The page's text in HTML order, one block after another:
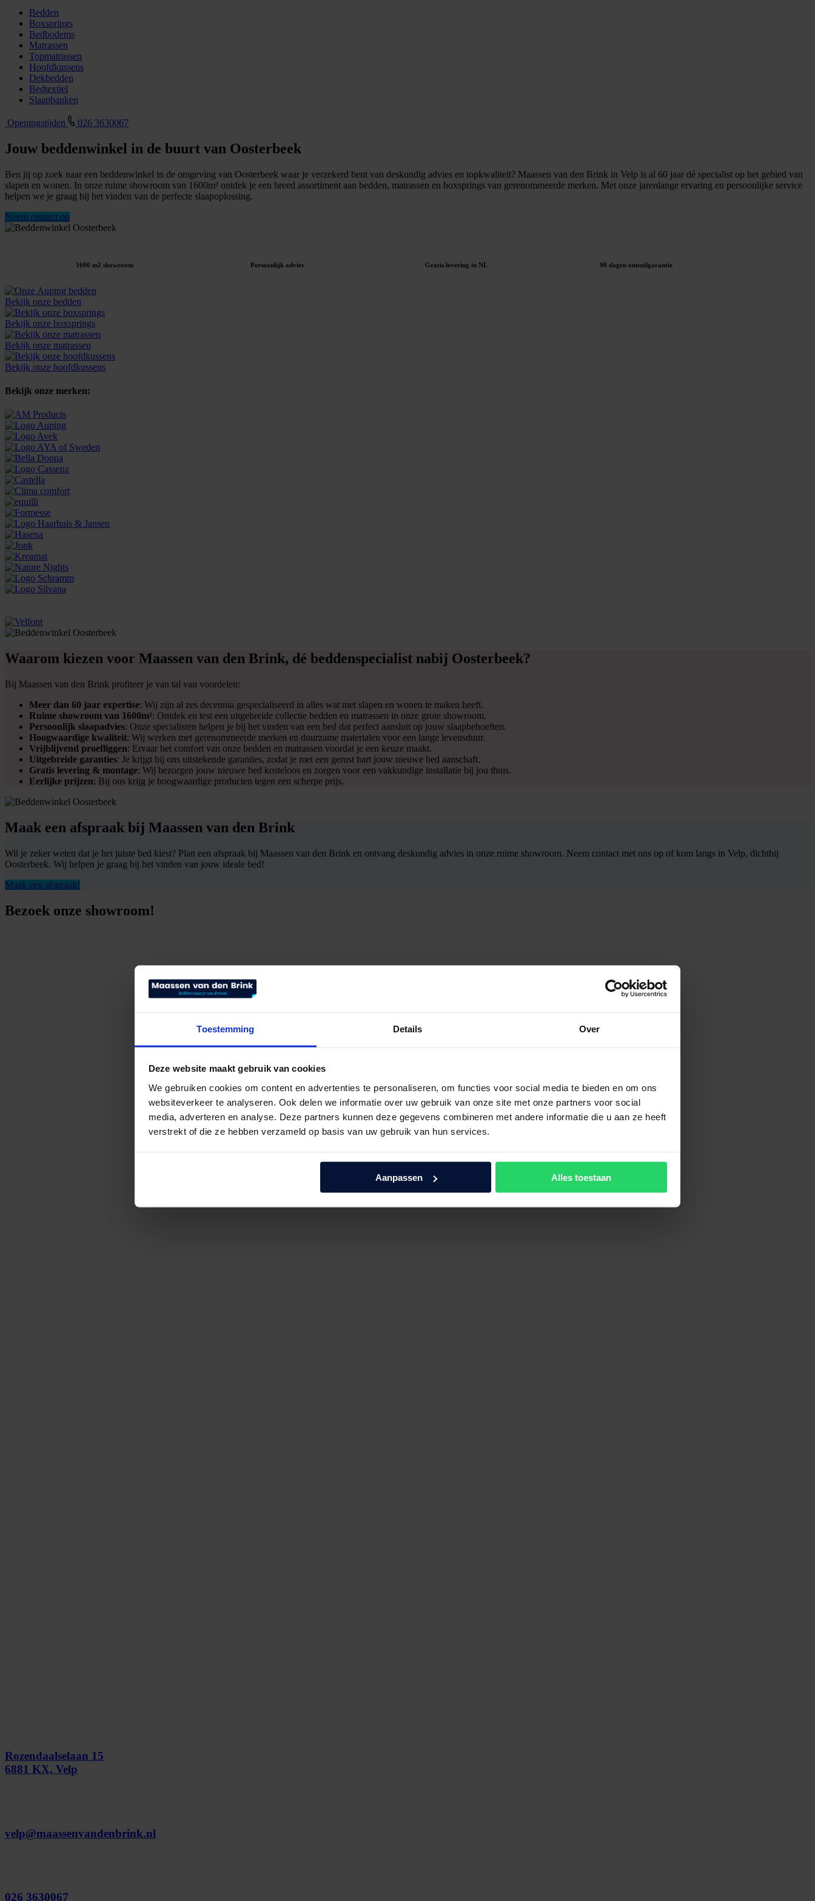
Toestemming Details Over
Deze website maakt gebruik van cookies
We gebruiken cookies om content en advertenties te personaliseren, om functies voor social media te bieden en om ons
websiteverkeer te analyseren. Ook delen we informatie over uw gebruik van onze site met onze partners voor social
media, adverteren en analyse. Deze partners kunnen deze gegevens combineren met andere informatie die u aan ze heeft
verstrekt of die ze hebben verzameld op basis van uw gebruik van hun services.
Aanpassen Alles toestaan
Bedden
Boxsprings
Bedbodems
Matrassen
Topmatrassen
Hoofdkussens
Dekbedden
Bedtextiel
Slaapbanken
Openingstijden 026 3630067
Jouw beddenwinkel in de buurt van Oosterbeek
Ben jij op zoek naar een beddenwinkel in de omgeving van Oosterbeek waar je verzekerd bent van deskundig advies en topkwaliteit? Maassen van den Brink in Velp is al 60 jaar dé specialist op het gebied van
slapen en wonen. In onze ruime showroom van 1600m² ontdek je een breed assortiment aan bedden, matrassen en boxsprings van gerenommeerde merken. Met onze jarenlange ervaring en persoonlijke service
helpen we je graag bij het vinden van de perfecte slaapoplossing.
Neem contact op
1600 m2 showroom Persoonlijk advies Gratis levering in NL 90 dagen omruilgarantie
Bekijk onze bedden
Bekijk onze boxsprings
Bekijk onze matrassen
Bekijk onze hoofdkussens
Bekijk onze merken:
Waarom kiezen voor Maassen van den Brink, dé beddenspecialist nabij Oosterbeek?
Bij Maassen van den Brink profiteer je van tal van voordelen:
Meer dan 60 jaar expertise: Wij zijn al zes decennia gespecialiseerd in alles wat met slapen en wonen te maken heeft.
Ruime showroom van 1600m²: Ontdek en test een uitgebreide collectie bedden en matrassen in onze grote showroom.
Persoonlijk slaapadvies: Onze specialisten helpen je bij het vinden van een bed dat perfect aansluit op jouw slaapbehoeften.
Hoogwaardige kwaliteit: Wij werken met gerenommeerde merken en duurzame materialen voor een lange levensduur.
Vrijblijvend proefliggen: Ervaar het comfort van onze bedden en matrassen voordat je een keuze maakt.
Uitgebreide garanties: Je krijgt bij ons uitstekende garanties, zodat je met een gerust hart jouw nieuwe bed aanschaft.
Gratis levering & montage: Wij bezorgen jouw nieuwe bed kosteloos en zorgen voor een vakkundige installatie bij jou thuis.
Eerlijke prijzen: Bij ons krijg je hoogwaardige producten tegen een scherpe prijs.
Maak een afspraak bij Maassen van den Brink
Wil je zeker weten dat je het juiste bed kiest? Plan een afspraak bij Maassen van den Brink en ontvang deskundig advies in onze ruime showroom. Neem contact met ons op of kom langs in Velp, dichtbij
Oosterbeek. Wij helpen je graag bij het vinden van jouw ideale bed!
Maak een afspraak!
Bezoek onze showroom!
Rozendaalselaan 15
6881 KX, Velp
velp@maassenvandenbrink.nl
026 3630067